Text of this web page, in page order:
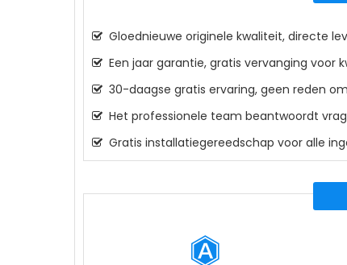
Gloednieuwe originele kwaliteit, directe
Een jaar garantie, gratis vervanging voor
30-daagse gratis ervaring, geen reden
Het professionele team beantwoordt
Gratis installatiegereedschap voor alle